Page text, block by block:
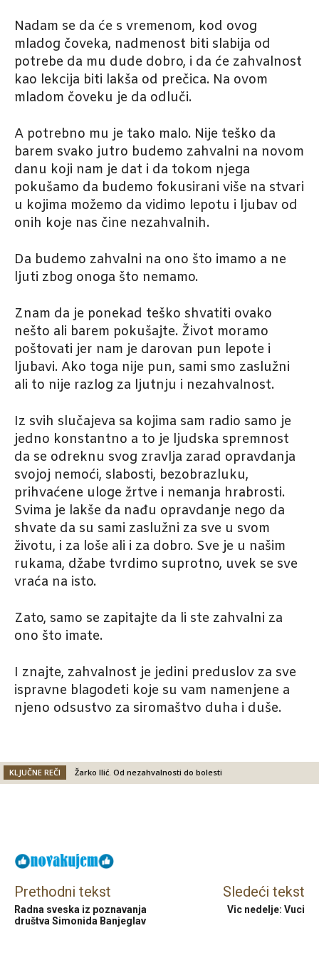
Nadam se da će s vremenom, kod ovog
mladog čoveka, nadmenost biti slabija od
potrebe da mu dude dobro, i da će zahvalnost
kao lekcija biti lakša od prečica. Na ovom
mladom čoveku je da odluči.
A potrebno mu je tako malo. Nije teško da
barem svako jutro budemo zahvalni na novom
danu koji nam je dat i da tokom njega
pokušamo da budemo fokusirani više na stvari
u kojima možemo da vidimo lepotu i ljubav od
onih koje nas čine nezahvalnih.
Da budemo zahvalni na ono što imamo a ne
ljuti zbog onoga što nemamo.
Znam da je ponekad teško shvatiti ovako
nešto ali barem pokušajte. Život moramo
poštovati jer nam je darovan pun lepote i
ljubavi. Ako toga nije pun, sami smo zaslužni
ali to nije razlog za ljutnju i nezahvalnost.
Iz svih slučajeva sa kojima sam radio samo je
jedno konstantno a to je ljudska spremnost
da se odreknu svog zravlja zarad opravdanja
svojoj nemoći, slabosti, bezobrazluku,
prihvaćene uloge žrtve i nemanja hrabrosti.
Svima je lakše da nađu opravdanje nego da
shvate da su sami zaslužni za sve u svom
životu, i za loše ali i za dobro. Sve je u našim
rukama, džabe tvrdimo suprotno, uvek se sve
vraća na isto.
Zato, samo se zapitajte da li ste zahvalni za
ono što imate.
I znajte, zahvalnost je jedini preduslov za sve
ispravne blagodeti koje su vam namenjene a
njeno odsustvo za siromaštvo duha i duše.
KLJUČNE REČI Žarko Ilić. Od nezahvalnosti do bolesti
Prethodni tekst
Radna sveska iz poznavanja
društva Simonida Banjeglav
Sledeći tekst
Vic nedelje: Vuci